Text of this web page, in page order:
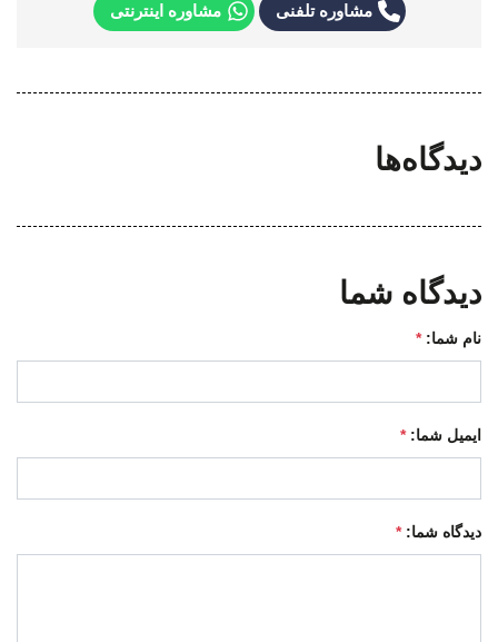
مشاوره تلفنی مشاوره اینترنتی
دیدگاه‌ها
دیدگاه شما
نام شما:*
ایمیل شما:*
دیدگاه شما:*